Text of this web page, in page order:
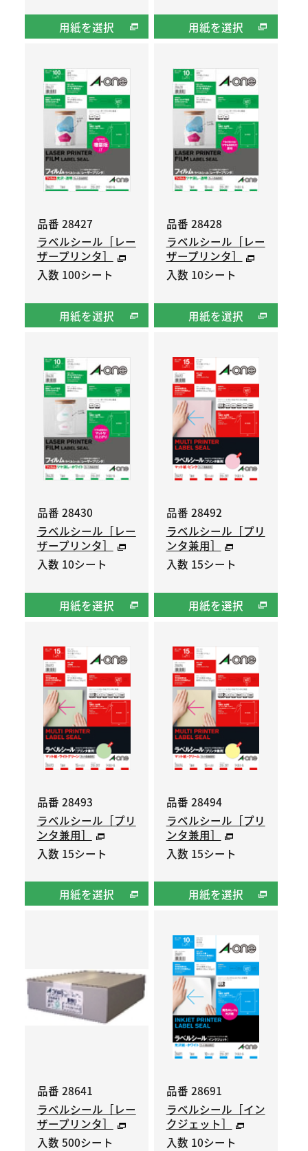
用紙を選択 用紙を選択
品番 28427
ラベルシール［レー
ザープリンタ］
入数 100シート
用紙を選択
品番 28428
ラベルシール［レー
ザープリンタ］
入数 10シート
用紙を選択
品番 28430
ラベルシール［レー
ザープリンタ］
入数 10シート
用紙を選択
品番 28492
ラベルシール［プリ
ンタ兼用］
入数 15シート
用紙を選択
品番 28493
ラベルシール［プリ
ンタ兼用］
入数 15シート
用紙を選択
品番 28494
ラベルシール［プリ
ンタ兼用］
入数 15シート
用紙を選択
品番 28641
ラベルシール［レー
ザープリンタ］
入数 500シート
品番 28691
ラベルシール［イン
クジェット］
入数 10シート